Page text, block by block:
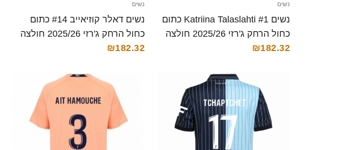
נשים
נשים Katriina Talaslahti #1 כתום
כחול הרחק ג'רזי 2025/26 חולצה
קצרה
₪182.32
נשים
נשים דאלר קוזיאייב #14 כתום
כחול הרחק ג'רזי 2025/26 חולצה
קצרה
₪182.32